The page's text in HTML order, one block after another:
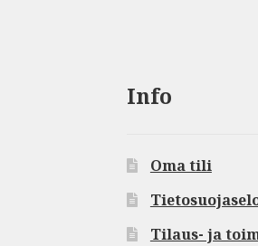
Info
Oma tili
Tilaus- ja